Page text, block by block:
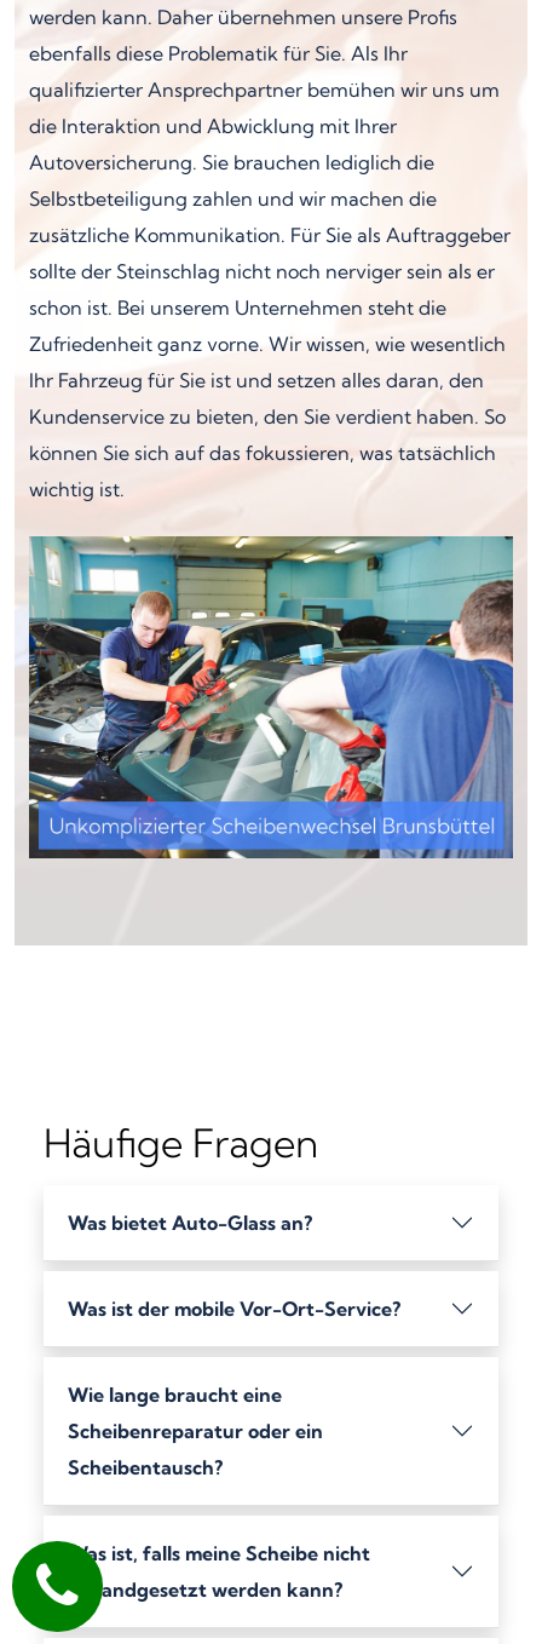
werden kann. Daher übernehmen unsere Profis
ebenfalls diese Problematik für Sie. Als Ihr
qualifizierter Ansprechpartner bemühen wir uns um
die Interaktion und Abwicklung mit Ihrer
Autoversicherung. Sie brauchen lediglich die
Selbstbeteiligung zahlen und wir machen die
zusätzliche Kommunikation. Für Sie als Auftraggeber
sollte der Steinschlag nicht noch nerviger sein als er
schon ist. Bei unserem Unternehmen steht die
Zufriedenheit ganz vorne. Wir wissen, wie wesentlich
Ihr Fahrzeug für Sie ist und setzen alles daran, den
Kundenservice zu bieten, den Sie verdient haben. So
können Sie sich auf das fokussieren, was tatsächlich
wichtig ist.
Häufige Fragen
Was bietet Auto-Glass an?
Was ist der mobile Vor-Ort-Service?
Wie lange braucht eine
Scheibenreparatur oder ein
Scheibentausch?
Was ist, falls meine Scheibe nicht
instandgesetzt werden kann?